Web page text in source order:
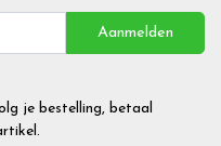
Aanmelden
je bestelling, betaal